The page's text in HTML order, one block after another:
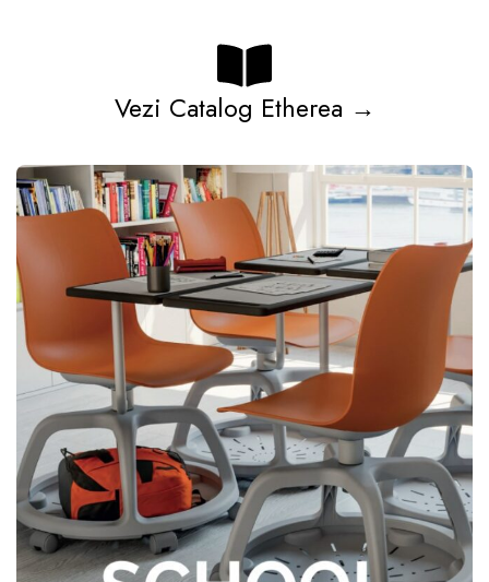
Vezi Catalog Etherea →